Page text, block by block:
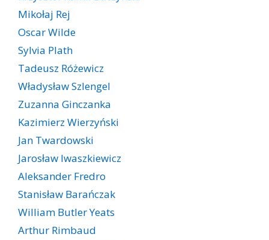
Mikołaj Rej
Oscar Wilde
Sylvia Plath
Tadeusz Różewicz
Władysław Szlengel
Zuzanna Ginczanka
Kazimierz Wierzyński
Jan Twardowski
Jarosław Iwaszkiewicz
Aleksander Fredro
Stanisław Barańczak
William Butler Yeats
Arthur Rimbaud